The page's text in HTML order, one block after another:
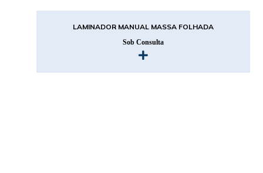
LAMINADOR MANUAL MASSA FOLHADA
Sob Consulta